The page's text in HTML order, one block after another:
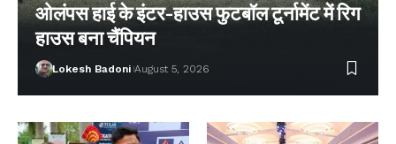
ओलंपस हाई के इंटर-हाउस फुटबॉल टूर्नामेंट में रिग
हाउस बना चैंपियन
Lokesh Badoni August 5, 2026